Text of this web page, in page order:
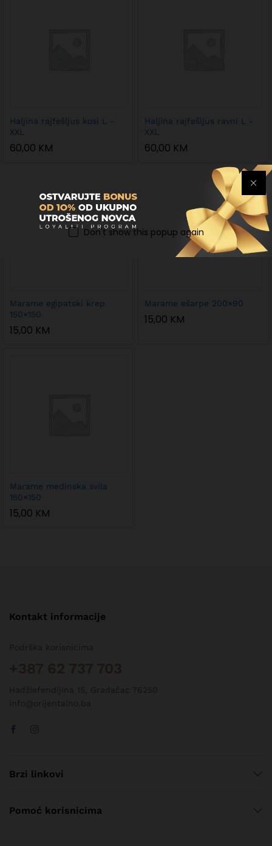
Haljina rajfešljus kosi L -
XXL
60,00 KM
Haljina rajfešljus ravni L -
XXL
60,00 KM
Marame egipatski krep
150×150
15,00 KM
Marame ešarpe 200×90
15,00 KM
Marame medinska svila
150×150
15,00 KM
Kontakt informacije
Brzi linkovi
Pomoć korisnicima
Don't show this popup again